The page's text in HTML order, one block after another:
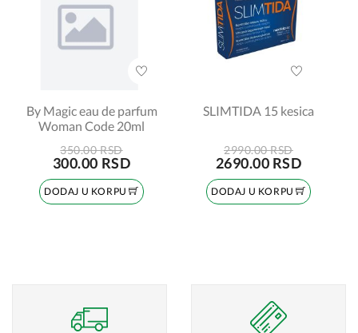
By Magic eau de parfum
Woman Code 20ml
350.00 RSD
300.00 RSD
DODAJ U KORPU
SLIMTIDA 15 kesica
2990.00 RSD
2690.00 RSD
DODAJ U KORPU